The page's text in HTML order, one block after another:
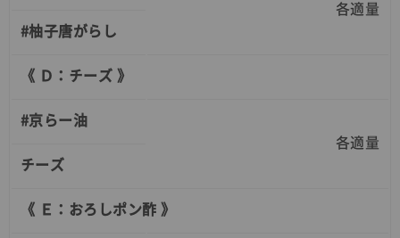
各適量
#柚子唐がらし
《 Ｄ：チーズ 》
#京らー油
各適量
チーズ
《 Ｅ：おろしポン酢 》